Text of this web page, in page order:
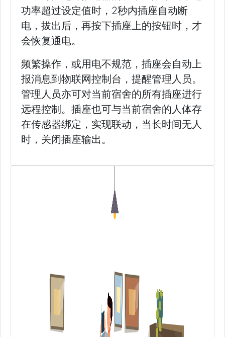
功率超过设定值时，2秒内插座自动断
电，拔出后，再按下插座上的按钮时，才
会恢复通电。
频繁操作，或用电不规范，插座会自动上
报消息到物联网控制台，提醒管理人员。
管理人员亦可对当前宿舍的所有插座进行
远程控制。插座也可与当前宿舍的人体存
在传感器绑定，实现联动，当长时间无人
时，关闭插座输出。